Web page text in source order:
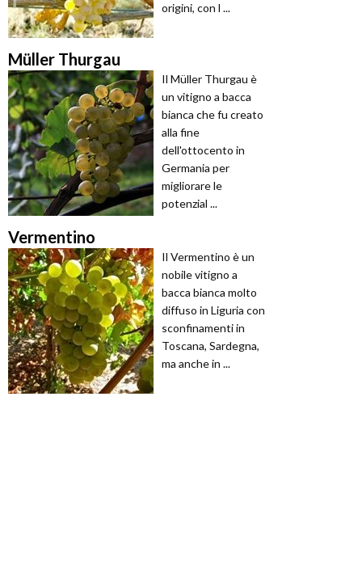
origini, con l ...
Müller Thurgau
Il Müller Thurgau è
un vitigno a bacca
bianca che fu creato
alla fine
dell'ottocento in
Germania per
migliorare le
potenzial ...
Vermentino
Il Vermentino è un
nobile vitigno a
bacca bianca molto
diffuso in Liguria con
sconfinamenti in
Toscana, Sardegna,
ma anche in ...